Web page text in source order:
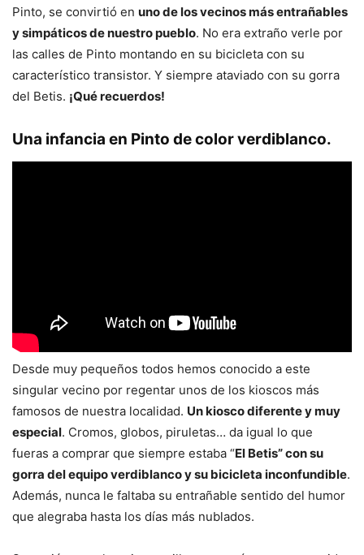
Pinto, se convirtió en uno de los vecinos más entrañables
y simpáticos de nuestro pueblo. No era extraño verle por
las calles de Pinto montando en su bicicleta con su
característico transistor. Y siempre ataviado con su gorra
del Betis. ¡Qué recuerdos!
Una infancia en Pinto de color verdiblanco.
Desde muy pequeños todos hemos conocido a este
singular vecino por regentar unos de los kioscos más
famosos de nuestra localidad. Un kiosco diferente y muy
especial. Cromos, globos, piruletas… da igual lo que
fueras a comprar que siempre estaba “El Betis” con su
gorra del equipo verdiblanco y su bicicleta inconfundible.
Además, nunca le faltaba su entrañable sentido del humor
que alegraba hasta los días más nublados.